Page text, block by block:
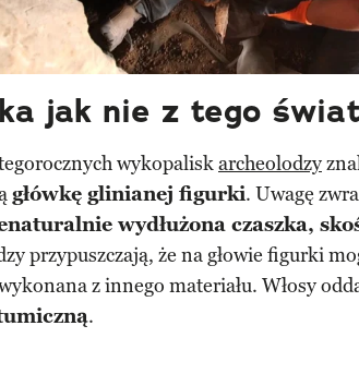
jak nie z tego
wykopaliskarcheolodzy
główkę glinianej figurki. Uwagę
wydłużona czaszka,
przypuszczają, że na głowie figurki
z innego materiału. Włosy
.